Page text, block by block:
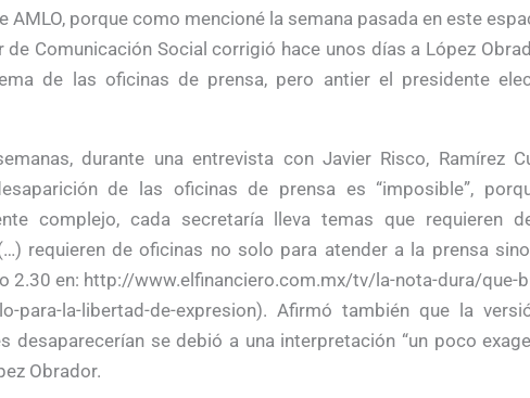
AMLO, porque como mencioné la semana pasada en este
Comunicación Social corrigió hace unos días a López
de las oficinas de prensa, pero antier el presidente
durante una entrevista con Javier Risco, Ramírez
de las oficinas de prensa es “imposible”,
complejo, cada secretaría lleva temas que requieren
requieren de oficinas no solo para atender a la prensa
2.30 en: http://www.elfinanciero.com.mx/tv/la-nota-dura/que-
para-la-libertad-de-expresion). Afirmó también que la
desaparecerían se debió a una interpretación “un poco
Obrador.